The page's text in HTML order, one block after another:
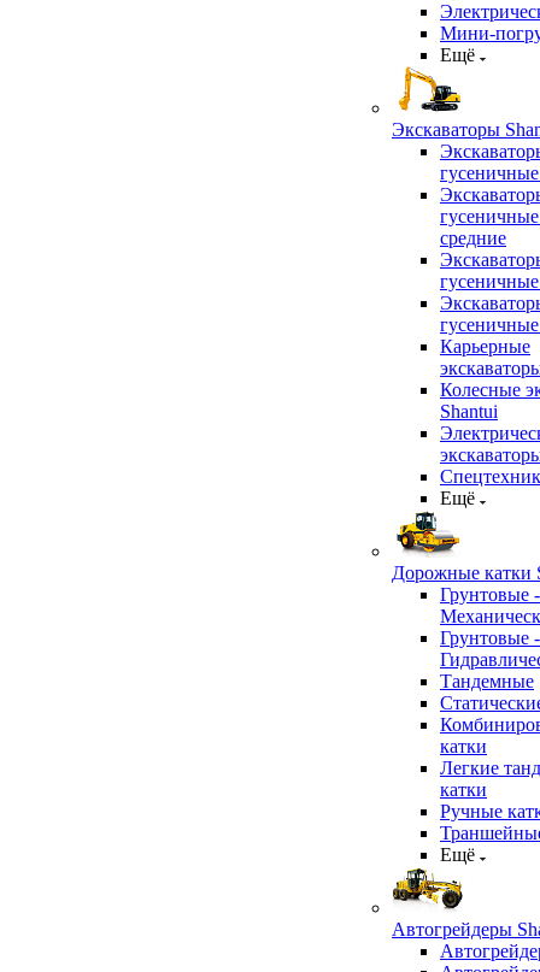
Мини-
Ещё
Экскаваторы
средние
Карьерные
Колесные
Shantui
Ещё
Дорожные катки
Грунтовые -
Грунтовые -
Тандемные
катки
Легкие
катки
Ручные
Ещё
Автогрейдеры